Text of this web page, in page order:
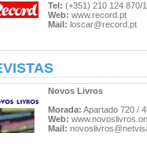
Tel: (+351) 210 124 870/
Web: www.record.pt
Mail: loscar@record.pt
Novos Livros
Morada: Apartado 720 /
Web:
Mail: